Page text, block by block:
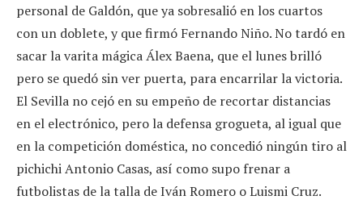
personal de Galdón, que ya sobresalió en los cuartos
con un doblete, y que firmó Fernando Niño. No tardó en
sacar la varita mágica Álex Baena, que el lunes brilló
pero se quedó sin ver puerta, para encarrilar la victoria.
El Sevilla no cejó en su empeño de recortar distancias
en el electrónico, pero la defensa grogueta, al igual que
en la competición doméstica, no concedió ningún tiro al
pichichi Antonio Casas, así como supo frenar a
futbolistas de la talla de Iván Romero o Luismi Cruz.